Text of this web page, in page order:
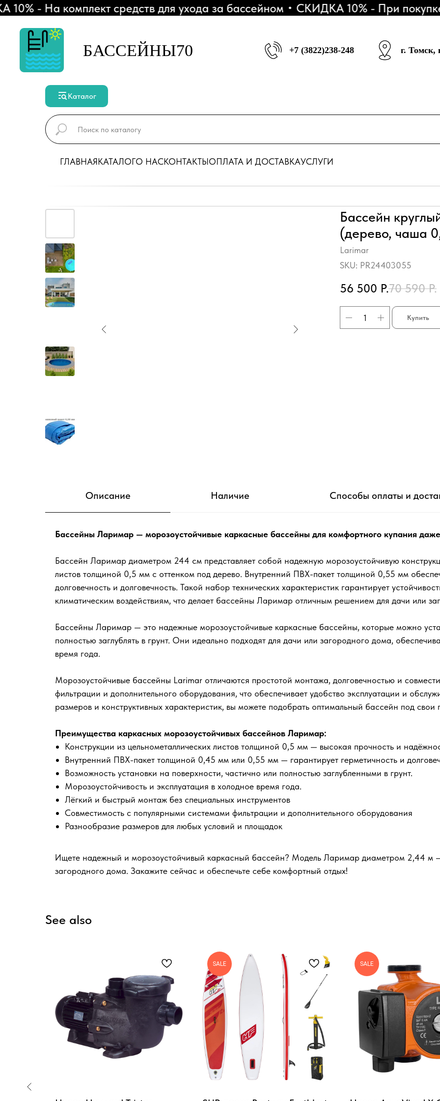
- На комплект средств для ухода за бассейном СКИДКА 10% - При покупке 3
БАССЕЙНЫ70 +7 (3822)238-248 г. Томск,
Каталог
ГЛАВНАЯКАТАЛОГО НАСКОНТАКТЫОПЛАТА И ДОСТАВКАУСЛУГИ
Бассейн
(дерево, чаша
Larimar
SKU: PR24403055
56 500 Р.70 590 Р.
Купить
Описание Наличие Способы оплаты и
Бассейны Ларимар — морозоустойчивые каркасные бассейны для комфортного купания
Бассейн Ларимар диаметром 244 см представляет собой надежную морозоустойчивую
листов толщиной 0,5 мм с оттенком под дерево. Внутренний ПВХ-пакет толщиной 0,55 мм
долговечность и долговечность. Такой набор технических характеристик гарантирует
климатическим воздействиям, что делает бассейны Ларимар отличным решением для дачи или
Бассейны Ларимар — это надежные морозоустойчивые каркасные бассейны, которые можно
полностью заглублять в грунт. Они идеально подходят для дачи или загородного дома,
время года.
Морозоустойчивые бассейны Larimar отличаются простотой монтажа, долговечностью и
фильтрации и дополнительного оборудования, что обеспечивает удобство эксплуатации и
размеров и конструктивных характеристик, вы можете подобрать оптимальный бассейн под свои
Преимущества каркасных морозоустойчивых бассейнов Ларимар:
Конструкции из цельнометаллических листов толщиной 0,5 мм — высокая прочность и
Внутренний ПВХ-пакет толщиной 0,45 мм или 0,55 мм — гарантирует герметичность и
Возможность установки на поверхности, частично или полностью заглубленными в грунт.
Морозоустойчивость и эксплуатация в холодное время года.
Лёгкий и быстрый монтаж без специальных инструментов
Совместимость с популярными системами фильтрации и дополнительного оборудования
Разнообразие размеров для любых условий и площадок
Ищете надежный и морозоустойчивый каркасный бассейн? Модель Ларимар диаметром 2,44 м
загородного дома. Закажите сейчас и обеспечьте себе комфортный отдых!
See also
SALE SALE